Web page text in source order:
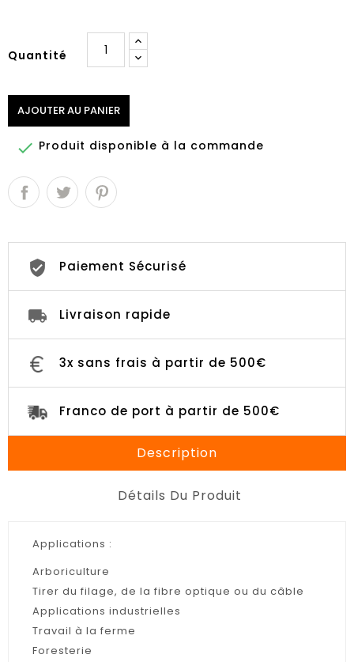
Quantité
AJOUTER AU PANIER
 Produit disponible à la commande
Paiement Sécurisé
Livraison rapide
3x sans frais à partir de 500€
Franco de port à partir de 500€
Description
Détails Du Produit
Applications :
Arboriculture
Tirer du filage, de la fibre optique ou du câble
Applications industrielles
Travail à la ferme
Foresterie